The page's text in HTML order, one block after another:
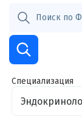
Специализация